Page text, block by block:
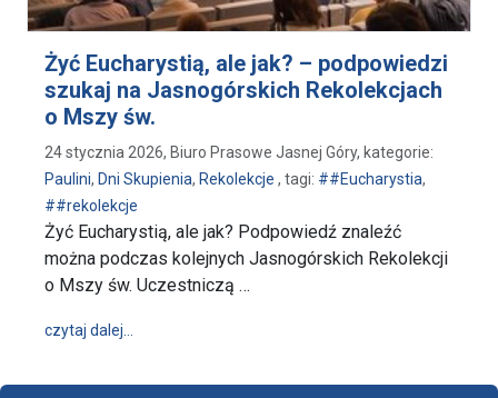
Żyć Eucharystią, ale jak? – podpowiedzi
szukaj na Jasnogórskich Rekolekcjach
o Mszy św.
24 stycznia 2026, Biuro Prasowe Jasnej Góry, kategorie:
Paulini, Dni Skupienia, Rekolekcje , tagi: ##Eucharystia,
##rekolekcje
Żyć Eucharystią, ale jak? Podpowiedź znaleźć
można podczas kolejnych Jasnogórskich Rekolekcji
o Mszy św. Uczestniczą …
czytaj dalej…